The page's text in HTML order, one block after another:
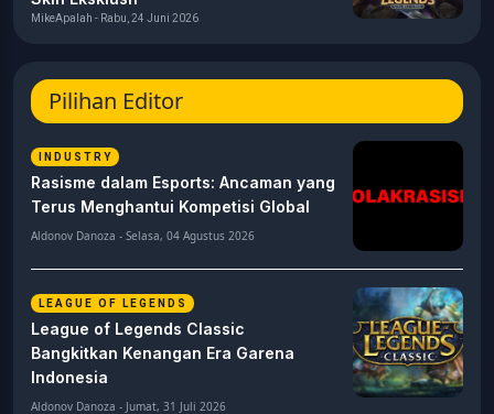
MikeApalah - Rabu, 24 Juni 2026
Pilihan Editor
INDUSTRY
Rasisme dalam Esports: Ancaman yang
Terus Menghantui Kompetisi Global
Aldonov Danoza - Selasa, 04 Agustus 2026
LEAGUE OF LEGENDS
League of Legends Classic
Bangkitkan Kenangan Era Garena
Indonesia
Aldonov Danoza - Jumat, 31 Juli 2026